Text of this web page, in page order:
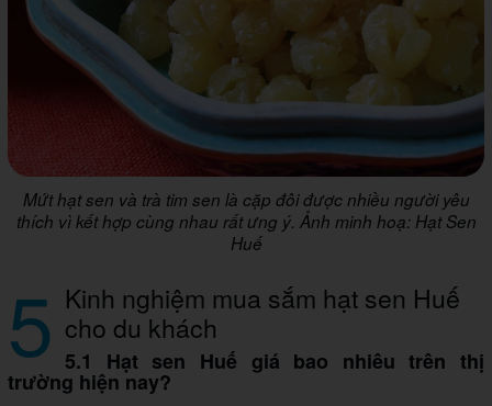
Mứt hạt sen và trà tim sen là cặp đôi được nhiều người yêu
thích vì kết hợp cùng nhau rất ưng ý. Ảnh minh hoạ: Hạt Sen
Huế
5 Kinh nghiệm mua sắm hạt sen Huế
cho du khách
5.1 Hạt sen Huế giá bao nhiêu trên thị
trường hiện nay?